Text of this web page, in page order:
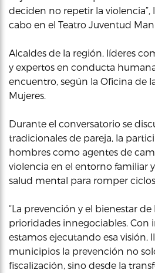
deciden no repetir la violencia”,
cabo en el Teatro Juventud
Alcaldes de la región, líderes
y expertos en conducta
encuentro, según la Oficina de
Mujeres.
Durante el conversatorio se
tradicionales de pareja, la
hombres como agentes de
violencia en el entorno familiar
salud mental para romper
“La prevención y el bienestar de
prioridades innegociables. Con
estamos ejecutando esa visión,
municipios la prevención no
fiscalización, sino desde la